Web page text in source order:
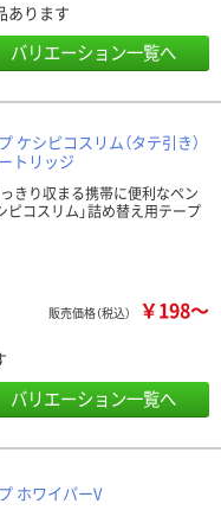
あります
バリエーション一覧へ
ケシピコスリム（タテ引き）
トリッジ
きり収まる携帯に便利なペン
ピコスリム」詰め替え用テープ
販売価格（税込） ￥198～
バリエーション一覧へ
ホワイパーV